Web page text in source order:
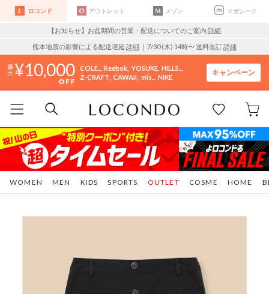
ロコンド アウトレット メゾン マガシーク
【お知らせ】お盆期間の営業・配送についてのご案内 詳細
熊本地震の影響による配送遅延 詳細 ｜7/30 (木) 14時〜 送料改訂詳細
10,000 COLE.. Reebok YOSUKE HILLS..
Z-CRAFT CAWAII mis.. NIKE
キャンペーン
WOMEN MEN KIDS SPORTS COSME HOME
OUTLET